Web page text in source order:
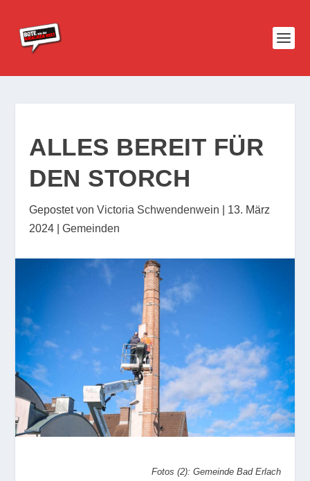
ALLES BEREIT FÜR
DEN STORCH
Gepostet vonVictoria Schwendenwein
13. März
2024 |Gemeinden
Fotos (2): Gemeinde Bad Erlach